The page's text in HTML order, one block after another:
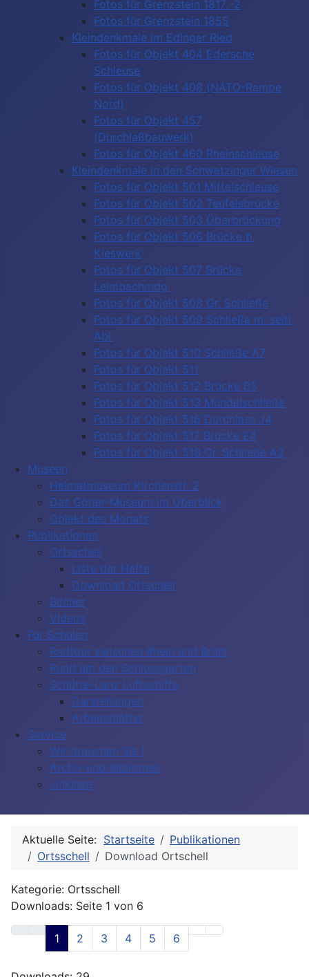
Fotos für Grenzstein 1817 -2
Fotos für Grenzstein 1855
Kleindenkmale im Edinger Ried
Fotos für Objekt 404 Edersche
Schleuse
Fotos für Objekt 408 (NATO-Rampe
Nord)
Fotos für Objekt 457
(Durchlaßbauwerk)
Fotos für Objekt 460 Rheinschleuse
Kleindenkmale in den Schwetzinger Wiesen
Fotos für Objekt 501 Mittelschleuse
Fotos für Objekt 502 Teufelsbrücke
Fotos für Objekt 503 Überbrückung
Fotos für Objekt 506 Brücke b.
Kieswerk
Fotos für Objekt 507 Brücke
Leimbachmdg.
Fotos für Objekt 508 Gr. Schließe
Fotos für Objekt 509 Schließe m. seitl.
Abl.
Fotos für Objekt 510 Schließe A7
Fotos für Objekt 511
Fotos für Objekt 512 Brücke B3
Fotos für Objekt 513 Mündelschließe
Fotos für Objekt 516 Durchlass J4
Fotos für Objekt 517 Brücke E4
Fotos für Objekt 518 Gr. Schließe A2
Museen
Heimatmuseum Kirchenstr. 2
Das Görler-Museum im Überblick
Objekt des Monats
Publikationen
Ortsschell
Liste der Hefte
Download Ortschell
Bücher
Videos
Für Schulen
Radtour zwischen Rhein und Brühl
Rund um den Schlossgarten
Schütte-Lanz Luftschiffe
Darstellungen
Arbeitsblätter
Service
Wir brauchen Sie !
Archiv und Bibliothek
Linkliste
Aktuelle Seite: Startseite
Publikationen
Ortsschell
Download Ortschell
Kategorie: Ortsschell
Downloads: Seite 1 von 6
1 2 3 4 5 6